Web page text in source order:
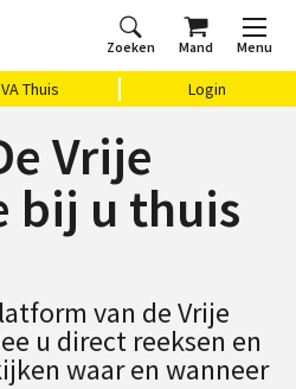
Zoeken Mand Menu
VA Thuis Login
Vrije
bij u thuis
van de Vrije
u direct reeksen en
waar en wanneer